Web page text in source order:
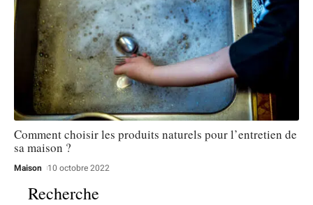
Comment choisir les produits naturels pour l’entretien de
sa maison ?
Maison 10 octobre 2022
Recherche